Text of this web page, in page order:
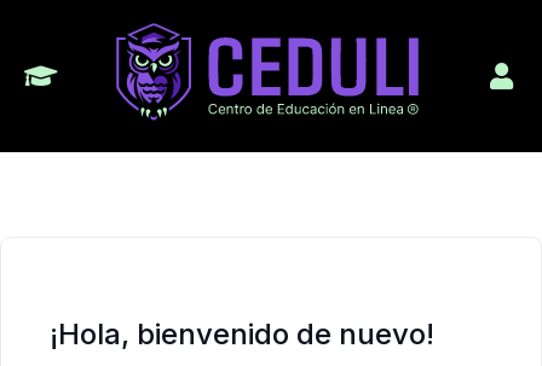
¡Hola, bienvenido de nuevo!